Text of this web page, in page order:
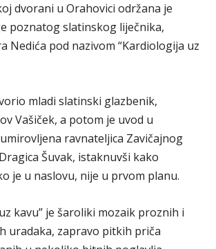
dvorani u Orahovici održana je
poznatog slatinskog liječnika,
Nedića pod nazivom “Kardiologija uz
mladi slatinski glazbenik,
Vašiček, a potom je uvod u
ravnateljica Zavičajnog
Šuvak, istaknuvši kako
je u naslovu, nije u prvom planu.
kavu” je šaroliki mozaik proznih i
uradaka, zapravo pitkih priča